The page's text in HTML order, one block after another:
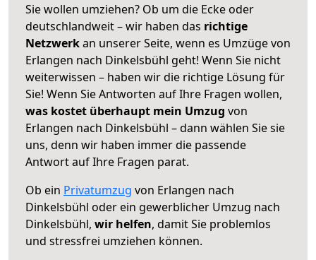
Sie wollen umziehen? Ob um die Ecke oder
deutschlandweit – wir haben das richtige
Netzwerkan unserer Seite, wenn es Umzüge von
Erlangen nach Dinkelsbühl geht! Wenn Sie nicht
weiterwissen – haben wir die richtige Lösung für
Sie! Wenn Sie Antworten auf Ihre Fragen wollen,
was kostet überhaupt mein Umzug von
Erlangen nach Dinkelsbühl – dann wählen Sie sie
uns, denn wir haben immer die passende
Antwort auf Ihre Fragen parat.
Ob ein Privatumzug von Erlangen nach
Dinkelsbühl oder ein gewerblicher Umzug nach
Dinkelsbühl, wir helfen, damit Sie problemlos
und stressfrei umziehen können.